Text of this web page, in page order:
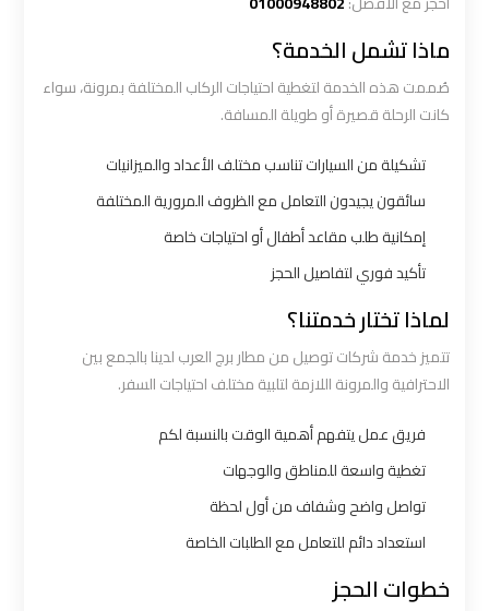
ماذا تشمل الخدمة؟
صُممت هذه الخدمة لتغطية احتياجات الركاب المختلفة بمرونة، سواء
كانت الرحلة قصيرة أو طويلة المسافة.
تشكيلة من السيارات تناسب مختلف الأعداد والميزانيات
سائقون يجيدون التعامل مع الظروف المرورية المختلفة
إمكانية طلب مقاعد أطفال أو احتياجات خاصة
تأكيد فوري لتفاصيل الحجز
لماذا تختار خدمتنا؟
تتميز خدمة شركات توصيل من مطار برج العرب لدينا بالجمع بين
الاحترافية والمرونة اللازمة لتلبية مختلف احتياجات السفر.
فريق عمل يتفهم أهمية الوقت بالنسبة لكم
تغطية واسعة للمناطق والوجهات
تواصل واضح وشفاف من أول لحظة
استعداد دائم للتعامل مع الطلبات الخاصة
خطوات الحجز
ليموزين
الإسكندرية
الاسكندرية
ليموزين
الاسكندريه
الاسكندريه